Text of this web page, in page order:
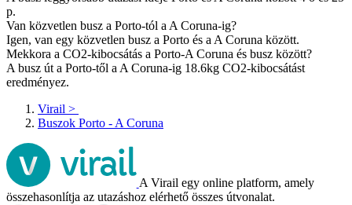
p.
Van közvetlen busz a Porto-tól a A Coruna-ig?
Igen, van egy közvetlen busz a Porto és a A Coruna között.
Mekkora a CO2-kibocsátás a Porto-A Coruna és busz között?
A busz út a Porto-től a A Coruna-ig 18.6kg CO2-kibocsátást
eredményez.
Virail >
Buszok Porto - A Coruna
A Virail egy online platform, amely
összehasonlítja az utazáshoz elérhető összes útvonalat.